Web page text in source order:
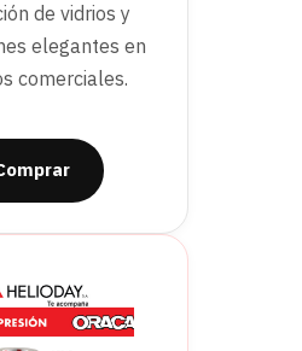
de vidrios y
elegantes en
comerciales.